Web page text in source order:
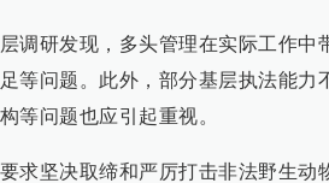
调研发现，多头管理在实际工作
等问题。此外，部分基层执法能
等问题也应引起重视。
求坚决取缔和严厉打击非法野生动